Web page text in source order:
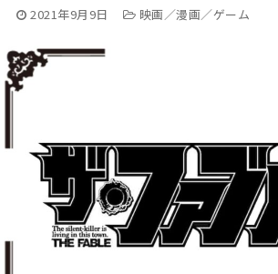
2021年9月9日 映画／漫画／ゲーム